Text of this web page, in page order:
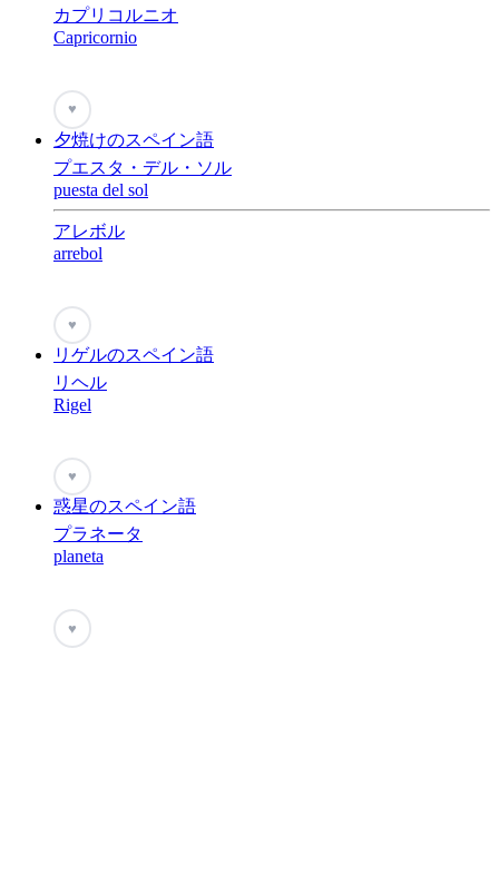
カプリコルニオ
Capricornio
♥
夕焼けのスペイン語
プエスタ・デル・ソル
puesta del sol
アレボル
arrebol
♥
リゲルのスペイン語
リヘル
Rigel
♥
惑星のスペイン語
プラネータ
planeta
♥